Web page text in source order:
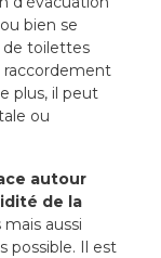
bien se
de toilettes
raccordement
plus, il peut
ou
autour
de la
mais aussi
possible. Il est